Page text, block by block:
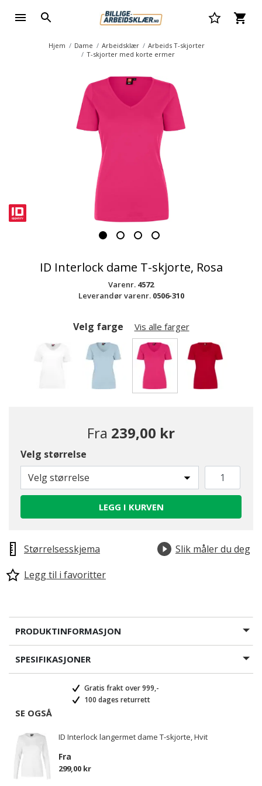
Hjem Dame Arbeidsklær
Arbeids T-skjorter
T-skjorter med korte ermer
ID Interlock dame T-skjorte, Rosa
Varenr. 4572
Leverandør varenr. 0506-310
Velg farge Vis alle farger
Fra 239,00 kr
Velg størrelse
Velg størrelse
LEGG I KURVEN
Størrelsesskjema
Slik måler du deg
Legg til i favoritter
PRODUKTINFORMASJON
SPESIFIKASJONER
Gratis frakt over 999,-
100 dages returrett
SE OGSÅ
ID Interlock langermet dame T-skjorte, Hvit
Fra
299,00 kr